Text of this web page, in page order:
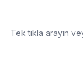
Tek tıkla arayın